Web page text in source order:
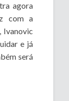
agora
com a
Ivanovic
e já
será